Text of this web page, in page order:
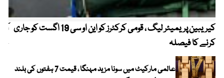
کیریبین پریمیئر لیگ ، قومی کرکٹرز کو این او سی 19 اگست کو جاری
کرنے کا فیصلہ
عالمی مارکیٹ میں سونا مزید مہنگا ، قیمت 7 ہفتوں کی بلند